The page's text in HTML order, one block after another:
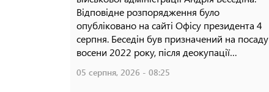
Відповідне розпорядження було
опубліковано на сайті Офісу президента 4
серпня. Беседін був призначений на посаду
восени 2022 року, після деокупації…
05 серпня, 2026 - 08:25